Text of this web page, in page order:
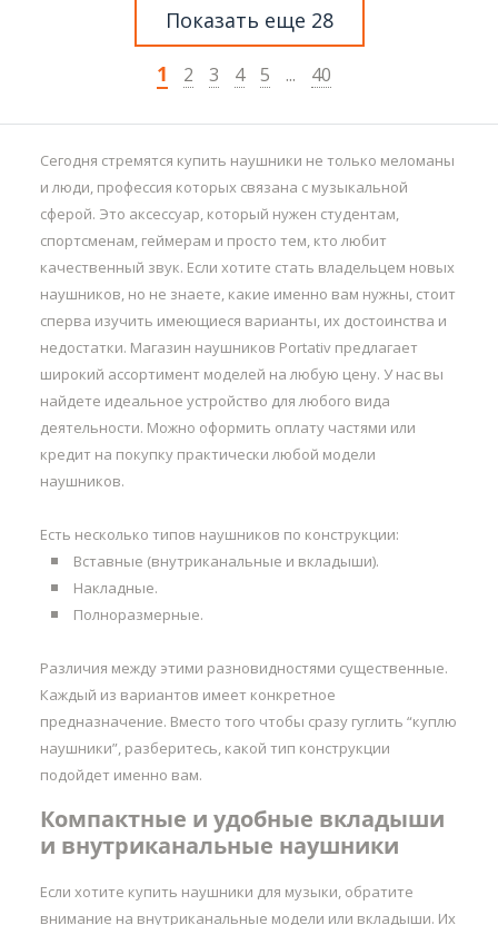
Показать еще 28
1
2 3 4 5 ... 40
Сегодня стремятся купить наушники не только меломаны
и люди, профессия которых связана с музыкальной
сферой. Это аксессуар, который нужен студентам,
спортсменам, геймерам и просто тем, кто любит
качественный звук. Если хотите стать владельцем новых
наушников, но не знаете, какие именно вам нужны, стоит
сперва изучить имеющиеся варианты, их достоинства и
недостатки. Магазин наушников Portativ предлагает
широкий ассортимент моделей на любую цену. У нас вы
найдете идеальное устройство для любого вида
деятельности. Можно оформить оплату частями или
кредит на покупку практически любой модели
наушников.
Есть несколько типов наушников по конструкции:
Вставные (внутриканальные и вкладыши).
Накладные.
Полноразмерные.
Различия между этими разновидностями существенные.
Каждый из вариантов имеет конкретное
предназначение. Вместо того чтобы сразу гуглить “куплю
наушники”, разберитесь, какой тип конструкции
подойдет именно вам.
Компактные и удобные вкладыши
и внутриканальные наушники
Если хотите купить наушники для музыки, обратите
внимание на внутриканальные модели или вкладыши. Их